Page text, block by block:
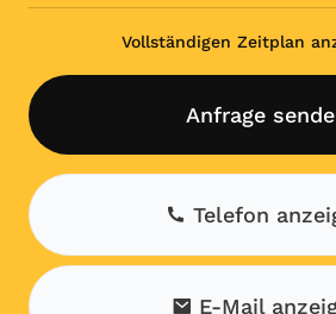
Vollständigen Zeitplan
Anfrage
Telefon
E-Mail